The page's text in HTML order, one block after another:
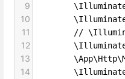
9
10
11
//
12
13
14